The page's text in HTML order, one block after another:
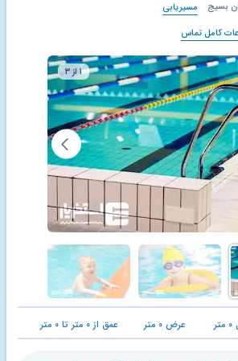
بسیج مسیریابی
کامل تماس
۱ از ۳
۰ متر عرض۰ متر عمق از۰ متر تا۰ متر